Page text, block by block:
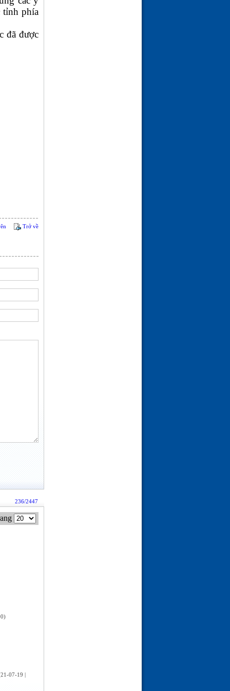
tỉnh phía
đã được
Trở về
236/2447
07-19 |